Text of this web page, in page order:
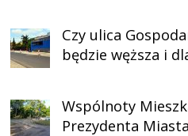
Czy ulica
będzie węższa i
Wspólnoty
Prezydenta